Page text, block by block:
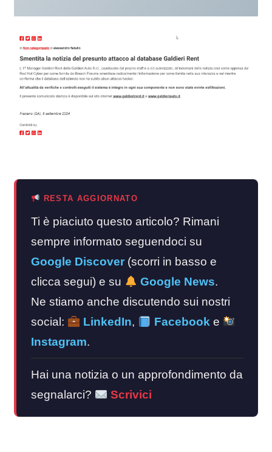
RESTA AGGIORNATO
Ti è piaciuto questo articolo? Rimani
sempre informato seguendoci su
Google Discover (scorri in basso e
clicca segui) e su
Google News.
Ne stiamo anche discutendo sui nostri
social:
LinkedIn, Facebooke
Instagram.
Hai una notizia o un approfondimento da
segnalarci?
Scrivici